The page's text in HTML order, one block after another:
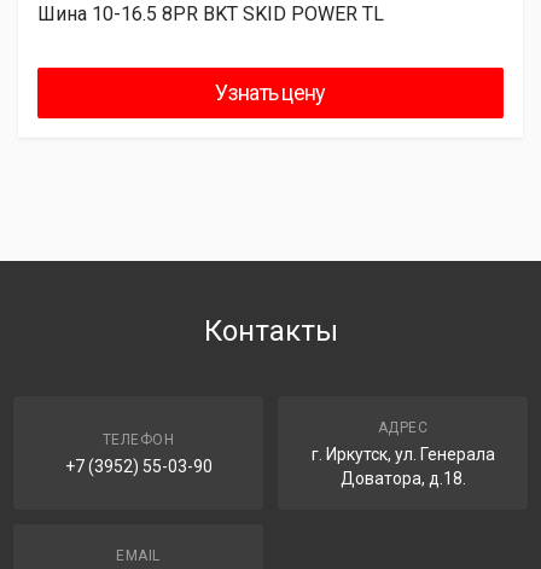
Шина 10-16.5 8PR BKT SKID POWER TL
Узнать цену
Контакты
ТЕЛЕФОН
+7 (3952) 55-03-90
АДРЕС
г. Иркутск, ул. Генерала
Доватора, д.18.
EMAIL